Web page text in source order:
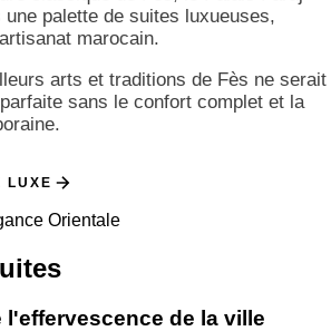
palette de suites luxueuses,
marocain.
arts et traditions de Fès ne serait
sans le confort complet et la
LUXE
l'effervescence de la ville